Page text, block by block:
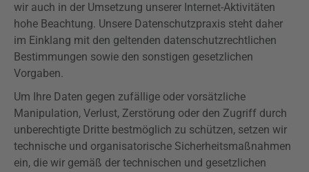
wir auch in der Umsetzung unserer Internet-Aktivitäten
hohe Beachtung. Unsere Datenschutzpraxis steht daher
im Einklang mit den geltenden datenschutzrechtlichen
Bestimmungen sowie den sonstigen gesetzlichen
Vorgaben.
Um Ihre Daten gegen zufällige oder vorsätzliche
Manipulation, Verlust, Zerstörung oder den Zugriff durch
unberechtigte Dritte bestmöglich zu schützen, setzen wir
technische und organisatorische Sicherheitsmaßnahmen
ein, die wir gemäß der technischen und gesetzlichen